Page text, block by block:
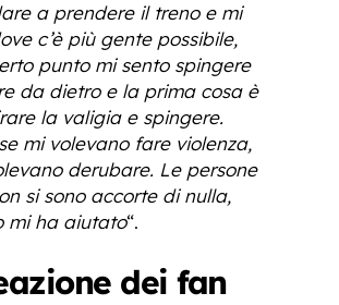
a prendere il treno e mi
c’è più gente possibile,
punto mi sento spingere
da dietro e la prima cosa è
la valigia e spingere.
mi volevano fare violenza,
derubare. Le persone
si sono accorte di nulla,
mi ha aiutato“.
dei fan